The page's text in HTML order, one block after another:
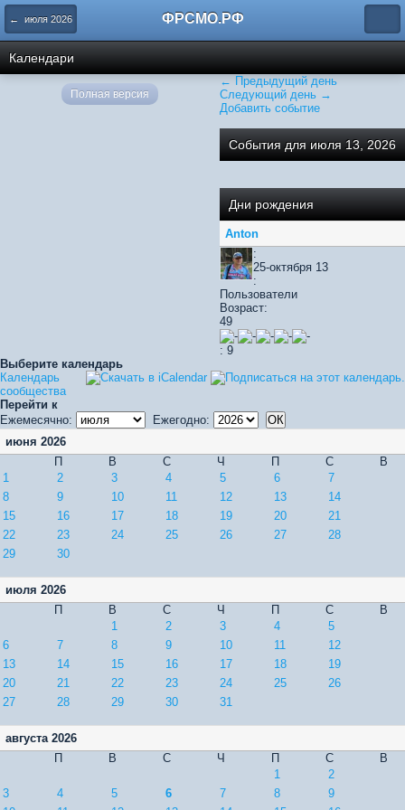
← июля 2026 ФРСМО.РФ
Календари
← Предыдущий день
Следующий день →
Добавить событие
События для июля 13, 2026
Дни рождения
Anton
:
25-октября 13
:
Пользователи
Возраст:
49
: 9
Выберите календарь
Календарь
сообщества
Перейти к
Ежемесячно:
Ежегодно:
июня 2026
П
В С Ч П С
В
1
2 3 4 5 6
7
8
9 10 11 12 13
14
15
16 17 18 19 20
21
22
23 24 25 26 27
28
29
30
июля 2026
П
В С Ч П С
В
1
2 3 4
5
6
7 8 9 10 11
12
13
14 15 16 17 18
19
20
21 22 23 24 25
26
27
28 29 30 31
августа 2026
П
В С Ч П С
В
1
2
3
4 5 6 7 8
9
Полная версия